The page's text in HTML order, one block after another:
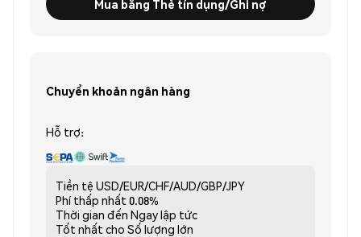
Mua bằng Thẻ tín dụng/Ghi nợ
Chuyển khoản ngân hàng
Hỗ trợ:
Tiền tệ USD/EUR/CHF/AUD/GBP/JPY
Phí thấp nhất 0.08%
Thời gian đến Ngay lập tức
Tốt nhất cho Số lượng lớn